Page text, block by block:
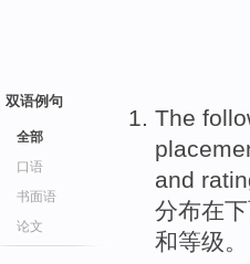
双语例句
全部
口语
书面语
论文
The
and
分布在下
和等级。